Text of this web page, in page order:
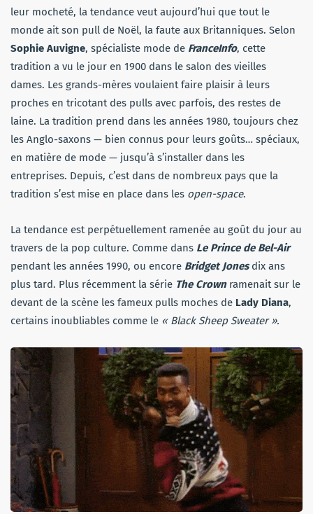
leur mocheté, la tendance veut aujourd’hui que tout le
monde ait son pull de Noël, la faute aux Britanniques. Selon
Sophie Auvigne, spécialiste mode de FranceInfo, cette
tradition a vu le jour en 1900 dans le salon des vieilles
dames. Les grands-mères voulaient faire plaisir à leurs
proches en tricotant des pulls avec parfois, des restes de
laine. La tradition prend dans les années 1980, toujours chez
les Anglo-saxons — bien connus pour leurs goûts… spéciaux,
en matière de mode — jusqu’à s’installer dans les
entreprises. Depuis, c’est dans de nombreux pays que la
tradition s’est mise en place dans les open-space.
La tendance est perpétuellement ramenée au goût du jour au
travers de la pop culture. Comme dans Le Prince de Bel-Air
pendant les années 1990, ou encore Bridget Jonesdix ans
plus tard. Plus récemment la série The Crown ramenait sur le
devant de la scène les fameux pulls moches de Lady Diana,
certains inoubliables comme le « Black Sheep Sweater ».